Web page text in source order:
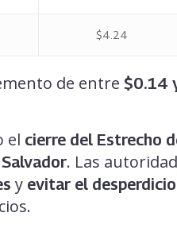
$4.24
de entre $0.14
el cierre del Estrecho
. Las
y evitar el